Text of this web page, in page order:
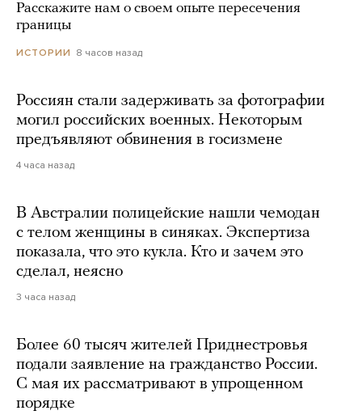
Расскажите нам о своем опыте пересечения
границы
ИСТОРИИ 8 часов назад
Россиян стали задерживать за фотографии
могил российских военных. Некоторым
предъявляют обвинения в госизмене
4 часа назад
В Австралии полицейские нашли чемодан
с телом женщины в синяках. Экспертиза
показала, что это кукла. Кто и зачем это
сделал, неясно
3 часа назад
Более 60 тысяч жителей Приднестровья
подали заявление на гражданство России.
С мая их рассматривают в упрощенном
порядке